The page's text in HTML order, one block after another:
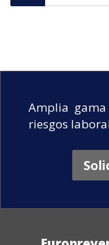
Amplia
riesgos